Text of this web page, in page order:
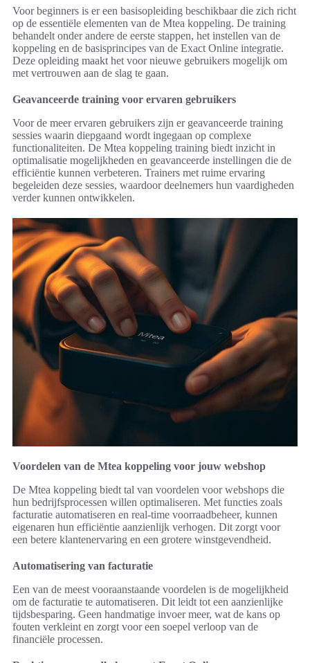
Voor beginners is er een basisopleiding beschikbaar die zich richt
op de essentiële elementen van de Mtea koppeling. De training
behandelt onder andere de eerste stappen, het instellen van de
koppeling en de basisprincipes van de Exact Online integratie.
Deze opleiding maakt het voor nieuwe gebruikers mogelijk om
met vertrouwen aan de slag te gaan.
Geavanceerde training voor ervaren gebruikers
Voor de meer ervaren gebruikers zijn er geavanceerde training
sessies waarin diepgaand wordt ingegaan op complexe
functionaliteiten. De Mtea koppeling training biedt inzicht in
optimalisatie mogelijkheden en geavanceerde instellingen die de
efficiëntie kunnen verbeteren. Trainers met ruime ervaring
begeleiden deze sessies, waardoor deelnemers hun vaardigheden
verder kunnen ontwikkelen.
Voordelen van de Mtea koppeling voor jouw webshop
De Mtea koppeling biedt tal van voordelen voor webshops die
hun bedrijfsprocessen willen optimaliseren. Met functies zoals
facturatie automatiseren en real-time voorraadbeheer, kunnen
eigenaren hun efficiëntie aanzienlijk verhogen. Dit zorgt voor
een betere klantenervaring en een grotere winstgevendheid.
Automatisering van facturatie
Een van de meest vooraanstaande voordelen is de mogelijkheid
om de facturatie te automatiseren. Dit leidt tot een aanzienlijke
tijdsbesparing. Geen handmatige invoer meer, wat de kans op
fouten verkleint en zorgt voor een soepel verloop van de
financiële processen.